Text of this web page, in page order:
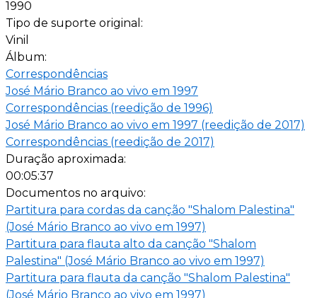
1990
Tipo de suporte original:
Vinil
Álbum:
Correspondências
José Mário Branco ao vivo em 1997
Correspondências (reedição de 1996)
José Mário Branco ao vivo em 1997 (reedição de 2017)
Correspondências (reedição de 2017)
Duração aproximada:
00:05:37
Documentos no arquivo:
Partitura para cordas da canção "Shalom Palestina"
(José Mário Branco ao vivo em 1997)
Partitura para flauta alto da canção "Shalom
Palestina" (José Mário Branco ao vivo em 1997)
Partitura para flauta da canção "Shalom Palestina"
(José Mário Branco ao vivo em 1997)